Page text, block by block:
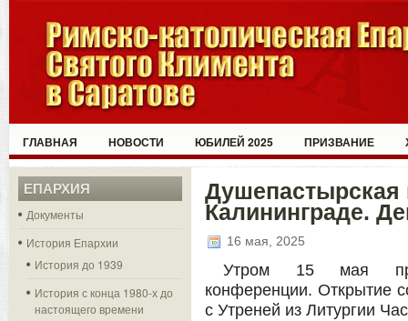
ГЛАВНАЯ НОВОСТИ ЮБИЛЕЙ 2025 ПРИЗВАНИЕ
ЕПАРХИЯ
Документы
История Епархии
История до 1939
История с конца 1980-х до
настоящего времени
Душепастырская
Калининграде.
16 мая, 2025
Утром 15 мая
конференции. Открытие
с Утреней из Литургии